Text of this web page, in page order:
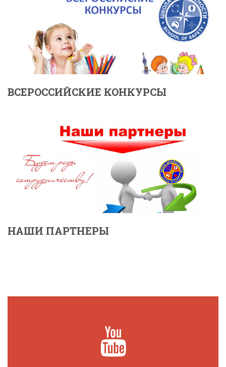
ВСЕРОССИЙСКИЕ КОНКУРСЫ
НАШИ ПАРТНЕРЫ